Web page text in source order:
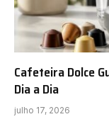
Cafeteira Dolce
Dia a Dia
julho 17, 2026